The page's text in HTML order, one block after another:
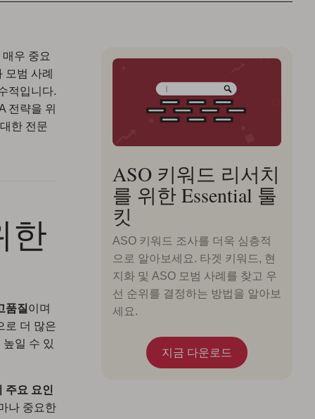
우 중요
범 사례
적입니다.
전략을 위
한 전문
한
품질 이며
로 더 많은
일 수 있
주요 요인
나 중요한
ASO 키워드 리서치
를 위한 Essential 툴
킷
ASO 키워드 조사를 더욱 심층적
으로 알아보세요. 타겟 키워드, 현
지화 및 ASO 모범 사례를 찾고 우
선 순위를 결정하는 방법을 알아보
세요.
지금 다운로드